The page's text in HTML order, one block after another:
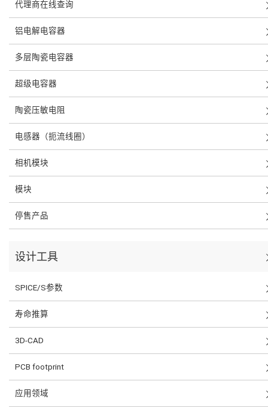
代理商在线查询
铝电解电容器
多层陶瓷电容器
超级电容器
陶瓷压敏电阻
电感器（扼流线圈）
相机模块
模块
停售产品
设计工具
SPICE/S参数
寿命推算
3D-CAD
PCB footprint
应用领域